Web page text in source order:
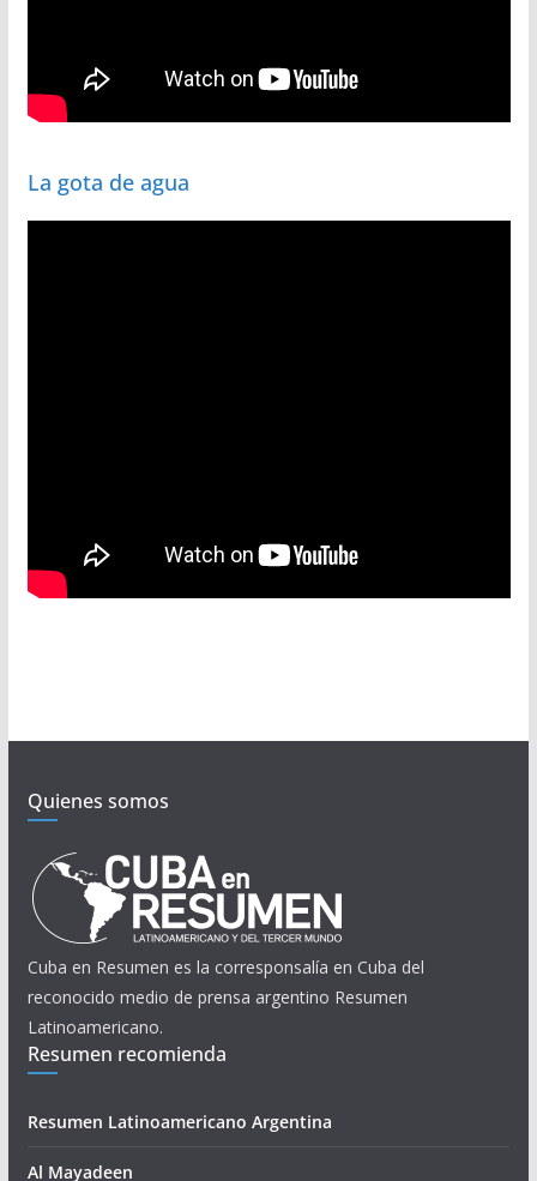
La gota de agua
Quienes somos
Cuba en Resumen es la corresponsalía en Cuba del
reconocido medio de prensa argentino Resumen
Latinoamericano.
Resumen recomienda
Resumen Latinoamericano Argentina
Al Mayadeen